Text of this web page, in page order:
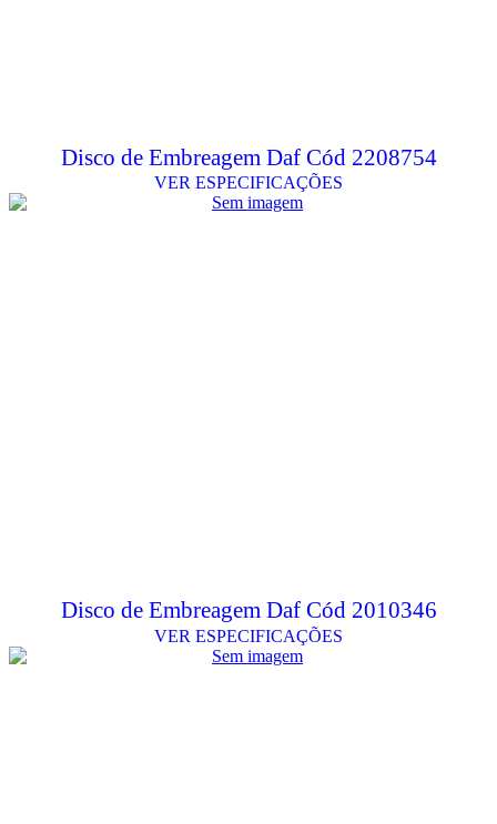
Disco de Embreagem Daf Cód 2208754
VER ESPECIFICAÇÕES
Disco de Embreagem Daf Cód 2010346
VER ESPECIFICAÇÕES